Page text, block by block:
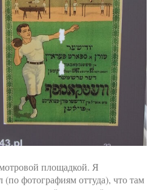
площадкой. Я
(по фотографиям оттуда), что там